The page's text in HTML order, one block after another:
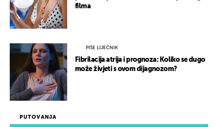
PUTOVANJA
filma
PIŠE LIJEČNIK
Fibrilacija atrija i prognoza: Koliko se dugo
može živjeti s ovom dijagnozom?